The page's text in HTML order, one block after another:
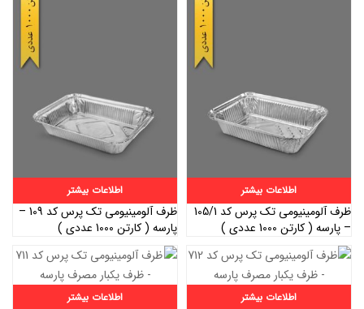
اطلاعات بیشتر
ظرف آلومینیومی تک پرس کد 105/1
– پارسه ( کارتن 1000 عددی )
اطلاعات بیشتر
ظرف آلومینیومی تک پرس کد 109 –
پارسه ( کارتن 1000 عددی )
اطلاعات بیشتر اطلاعات بیشتر